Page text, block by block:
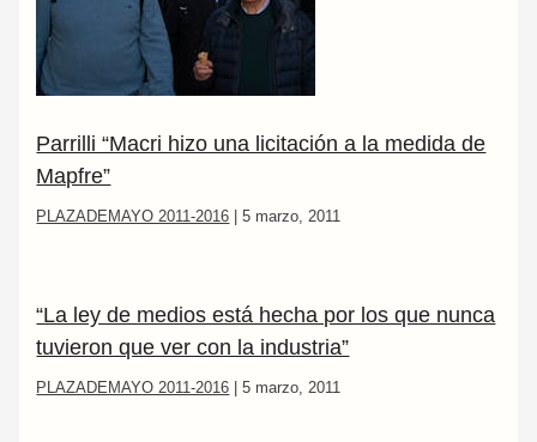
Parrilli “Macri hizo una licitación a la medida de
Mapfre”
PLAZADEMAYO 2011-2016 |5 marzo, 2011
“La ley de medios está hecha por los que nunca
tuvieron que ver con la industria”
PLAZADEMAYO 2011-2016 |5 marzo, 2011